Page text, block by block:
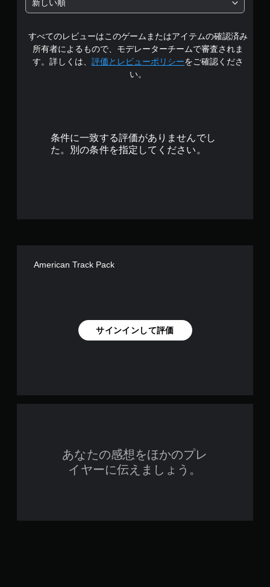
5
で
す
新しい順
すべてのレビューはこのゲームまたはアイテムの確認済み
所有者によるもので、モデレーターチームで審査されま
す。詳しくは、 評価とレビューポリシーをご確認くださ
い。
条件に一致する評価がありませんでし
た。別の条件を指定してください。
American Track Pack
サインインして評価
あなたの感想をほかのプレ
イヤーに伝えましょう。